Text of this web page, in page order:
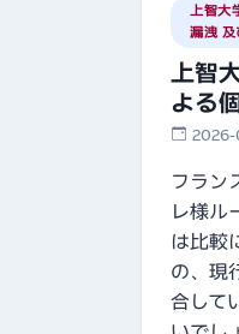
上智大
漏洩 及
上智
よる
フラン
レ様ル
は比較
の、現
合して